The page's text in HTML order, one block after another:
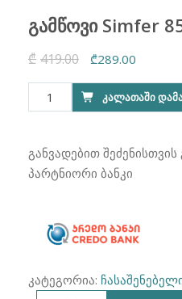
გამწოვი Simfer
₾ 419.00
Original
price
was:
₾289.00
price
is:
რაოდენობა:
გამწოვი
8502W
ᲙᲐᲚᲐᲗᲐᲨᲘ
განვადებით
პარტნიორი ბანკი
კატეგორია: